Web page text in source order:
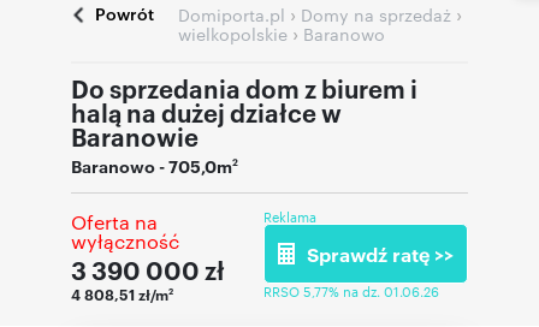
Powrót Domiporta.pl › Domy na sprzedaż ›
wielkopolskie › Baranowo
Do sprzedania dom z biurem i
halą na dużej działce w
Baranowie
Baranowo- 705,0m2
Oferta na
wyłączność
3 390 000 zł
4 808,51 zł/m2
Reklama
Sprawdź ratę >>
RRSO 5,77% na dz. 01.06.26